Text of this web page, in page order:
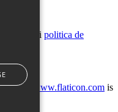
consultați politica de
from www.flaticon.com is